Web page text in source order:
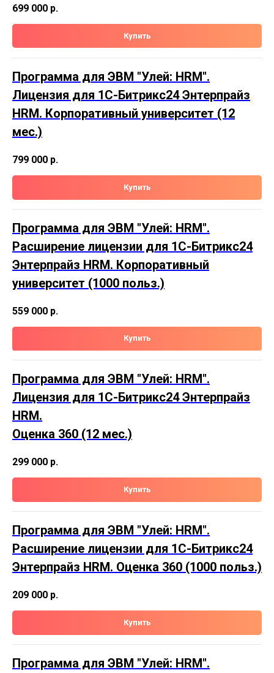
699 000 р.
Купить
Программа для ЭВМ "Улей: HRM".
Лицензия для 1С-Битрикс24 Энтерпрайз
HRM. Корпоративный университет (12
мес.)
799 000 р.
Купить
Программа для ЭВМ "Улей: HRM".
Расширение лицензии для 1С-Битрикс24
Энтерпрайз HRM. Корпоративный
университет (1000 польз.)
559 000 р.
Купить
Программа для ЭВМ "Улей: HRM".
Лицензия для 1С-Битрикс24 Энтерпрайз
HRM.
Оценка 360 (12 мес.)
299 000 р.
Купить
Программа для ЭВМ "Улей: HRM".
Расширение лицензии для 1С-Битрикс24
Энтерпрайз HRM. Оценка 360 (1000 польз.)
209 000 р.
Купить
Программа для ЭВМ "Улей: HRM".